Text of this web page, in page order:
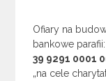
Ofiary na
bankowe
39 9291 0001
„na cele